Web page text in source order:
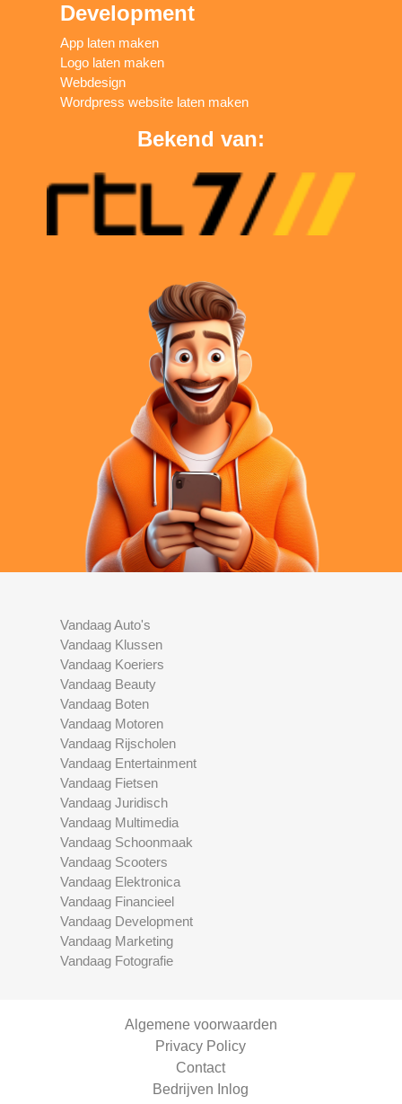
Development
App laten maken
Logo laten maken
Webdesign
Wordpress website laten maken
Bekend van:
Vandaag Auto's
Vandaag Klussen
Vandaag Koeriers
Vandaag Beauty
Vandaag Boten
Vandaag Motoren
Vandaag Rijscholen
Vandaag Entertainment
Vandaag Fietsen
Vandaag Juridisch
Vandaag Multimedia
Vandaag Schoonmaak
Vandaag Scooters
Vandaag Elektronica
Vandaag Financieel
Vandaag Development
Vandaag Marketing
Vandaag Fotografie
Algemene voorwaarden
Privacy Policy
Contact
Bedrijven Inlog